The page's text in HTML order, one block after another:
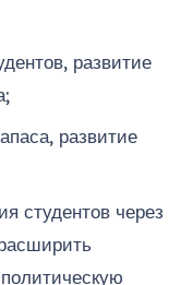
развитие
развитие
студентов через